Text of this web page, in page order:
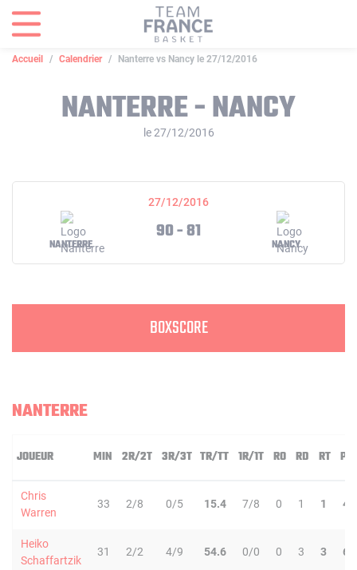
Accueil Calendrier Nanterre vs Nancy le 27/12/2016
NANTERRE - NANCY
le 27/12/2016
27/12/2016
NANTERRE
90 - 81
NANCY
BOXSCORE
NANTERRE
JOUEUR MIN 2R/2T 3R/3T TR/TT 1R/1T RO RD RT PD
Chris
Warren
33 2/8 0/5 15.4 7/8 0 1 1 4
Heiko
Schaffartzik
31 2/2 4/9 54.6 0/0 0 3 3 6
Panneau de gestion des cookies